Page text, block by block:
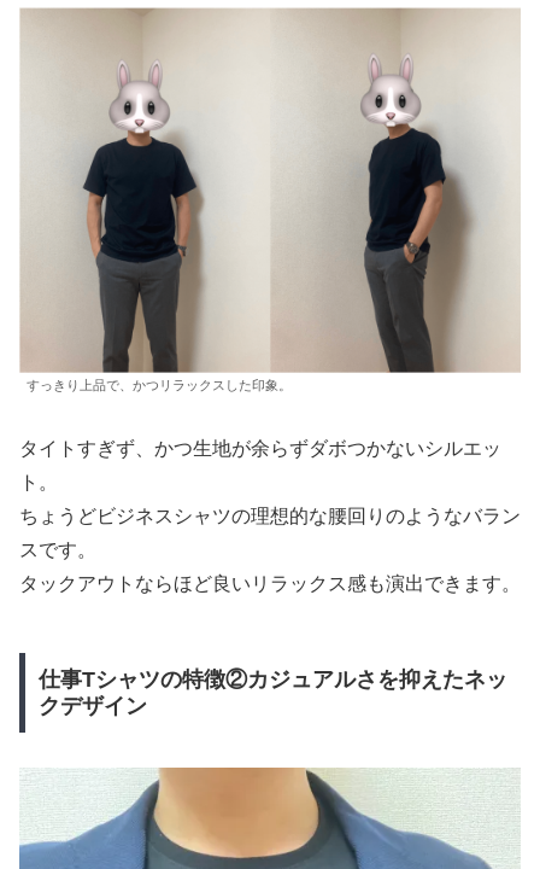
すっきり上品で、かつリラックスした印象。
タイトすぎず、かつ生地が余らずダボつかないシルエッ
ト。
ちょうどビジネスシャツの理想的な腰回りのようなバラン
スです。
タックアウトならほど良いリラックス感も演出できます。
仕事Tシャツの特徴②カジュアルさを抑えたネッ
クデザイン